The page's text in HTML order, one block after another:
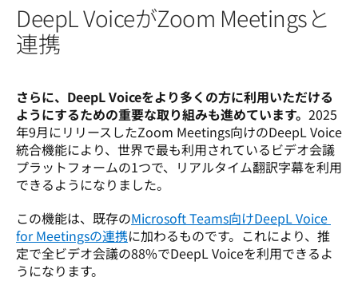
DeepL VoiceがZoom Meetingsと
連携
さらに、DeepL Voiceをより多くの方に利用いただける
ようにするための重要な取り組みも進めています。 2025
年9月にリリースしたZoom Meetings向けのDeepL Voice
統合機能により、世界で最も利用されているビデオ会議
プラットフォームの1つで、リアルタイム翻訳字幕を利用
できるようになりました。
この機能は、既存のMicrosoft Teams向けDeepL Voice
for Meetingsの連携に加わるものです。これにより、推
定で全ビデオ会議の88%でDeepL Voiceを利用できるよ
うになります。